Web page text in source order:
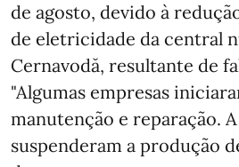
de agosto, devido à
de eletricidade da central
Cernavodă, resultante de
"Algumas empresas
manutenção e reparação.
suspenderam a produção